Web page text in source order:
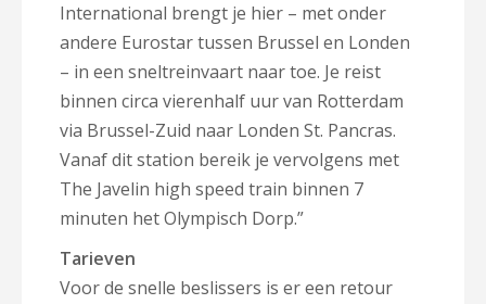
International brengt je hier – met onder
andere Eurostar tussen Brussel en Londen
– in een sneltreinvaart naar toe. Je reist
binnen circa vierenhalf uur van Rotterdam
via Brussel-Zuid naar Londen St. Pancras.
Vanaf dit station bereik je vervolgens met
The Javelin high speed train binnen 7
minuten het Olympisch Dorp.”
Tarieven
Voor de snelle beslissers is er een retour